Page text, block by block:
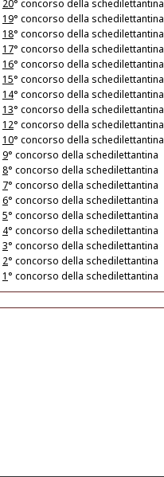
20° concorso della schedilettantina
19° concorso della schedilettantina
18° concorso della schedilettantina
17° concorso della schedilettantina
16° concorso della schedilettantina
15° concorso della schedilettantina
14° concorso della schedilettantina
13° concorso della schedilettantina
12° concorso della schedilettantina
10° concorso della schedilettantina
9° concorso della schedilettantina
8° concorso della schedilettantina
7° concorso della schedilettantina
6° concorso della schedilettantina
5° concorso della schedilettantina
4° concorso della schedilettantina
3° concorso della schedilettantina
2° concorso della schedilettantina
1 ° concorso della schedilettantina